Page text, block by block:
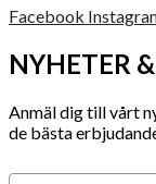
Facebook
NYHETER
Anmäl dig till vårt
de bästa